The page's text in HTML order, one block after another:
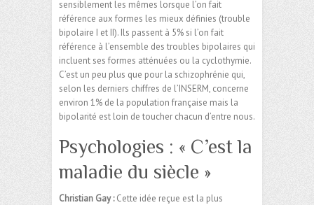
sensiblement les mêmes lorsque l’on fait
référence aux formes les mieux définies (trouble
bipolaire I et II). Ils passent à 5% si l’on fait
référence à l’ensemble des troubles bipolaires qui
incluent ses formes atténuées ou la cyclothymie.
C’est un peu plus que pour la schizophrénie qui,
selon les derniers chiffres de l’INSERM, concerne
environ 1% de la population française mais la
bipolarité est loin de toucher chacun d’entre nous.
Psychologies : « C’est la
maladie du siècle »
Christian Gay :Cette idée reçue est la plus